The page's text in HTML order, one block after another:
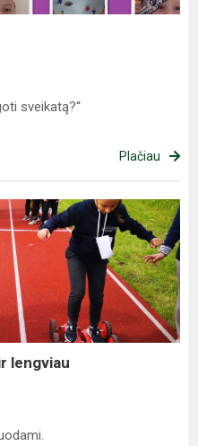
sveikatą?“
Plačiau
lengviau